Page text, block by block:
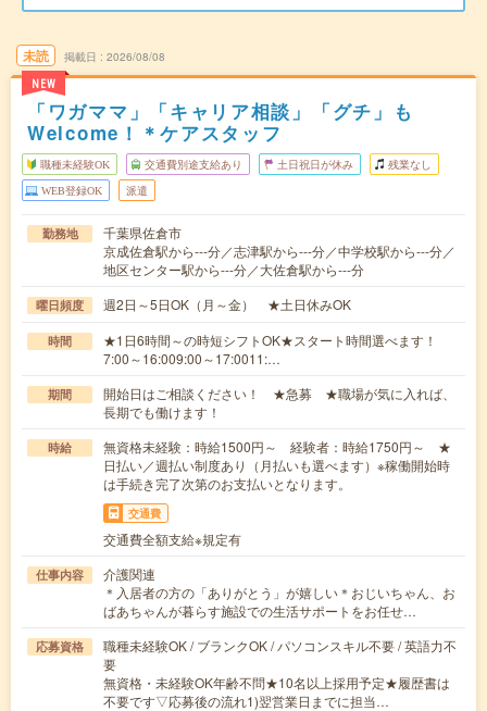
未読
NEW
掲載日 2026/08/08
「ワガママ」「キャリア相談」「グチ」も
Welcome！＊ケアスタッフ
職種未経験OK 交通費別途支給あり 土日祝日が休み 残業なし
WEB登録OK 派遣
勤務地
千葉県佐倉市
京成佐倉駅から---分／志津駅から---分／中学校駅から---分／
地区センター駅から---分／大佐倉駅から---分
曜日頻度 週2日～5日OK（月～金） ★土日休みOK
時間
★1日6時間～の時短シフトOK★スタート時間選べます！
7:00～16:009:00～17:0011:…
期間
開始日はご相談ください！ ★急募 ★職場が気に入れば、
長期でも働けます！
時給
無資格未経験：時給1500円～ 経験者：時給1750円～ ★
日払い／週払い制度あり（月払いも選べます）※稼働開始時
は手続き完了次第のお支払いとなります。
交通費
交通費全額支給※規定有
仕事内容
介護関連
＊入居者の方の「ありがとう」が嬉しい＊おじいちゃん、お
ばあちゃんが暮らす施設での生活サポートをお任せ…
応募資格
職種未経験OK / ブランクOK / パソコンスキル不要 / 英語力不
要
無資格・未経験OK年齢不問★10名以上採用予定★履歴書は
不要です▽応募後の流れ1)翌営業日までに担当…